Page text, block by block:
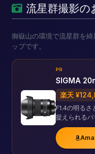
流星群撮影
御嶽山の環境で流星群を
ップです。
PR
SIGMA
楽天
F1.4の明るさ
捉えられるバ